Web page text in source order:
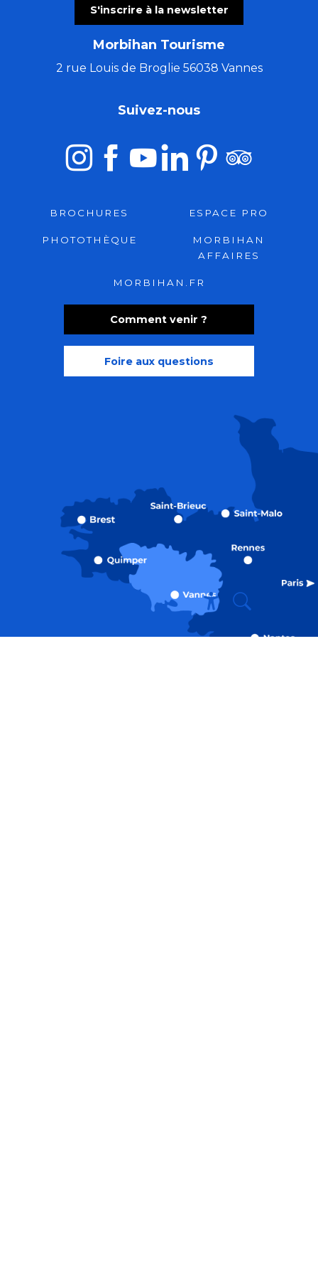
S'inscrire à la newsletter
Morbihan Tourisme
2 rue Louis de Broglie 56038 Vannes
Comment venir ?
Foire aux questions
Suivez-nous
BROCHURES ESPACE PRO
PHOTOTHÈQUE
MORBIHAN
AFFAIRES
MORBIHAN.FR